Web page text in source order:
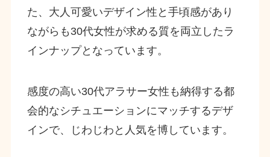
た、大人可愛いデザイン性と手頃感があり
ながらも30代女性が求める質を両立したラ
インナップとなっています。
感度の高い30代アラサー女性も納得する都
会的なシチュエーションにマッチするデザ
インで、じわじわと人気を博しています。